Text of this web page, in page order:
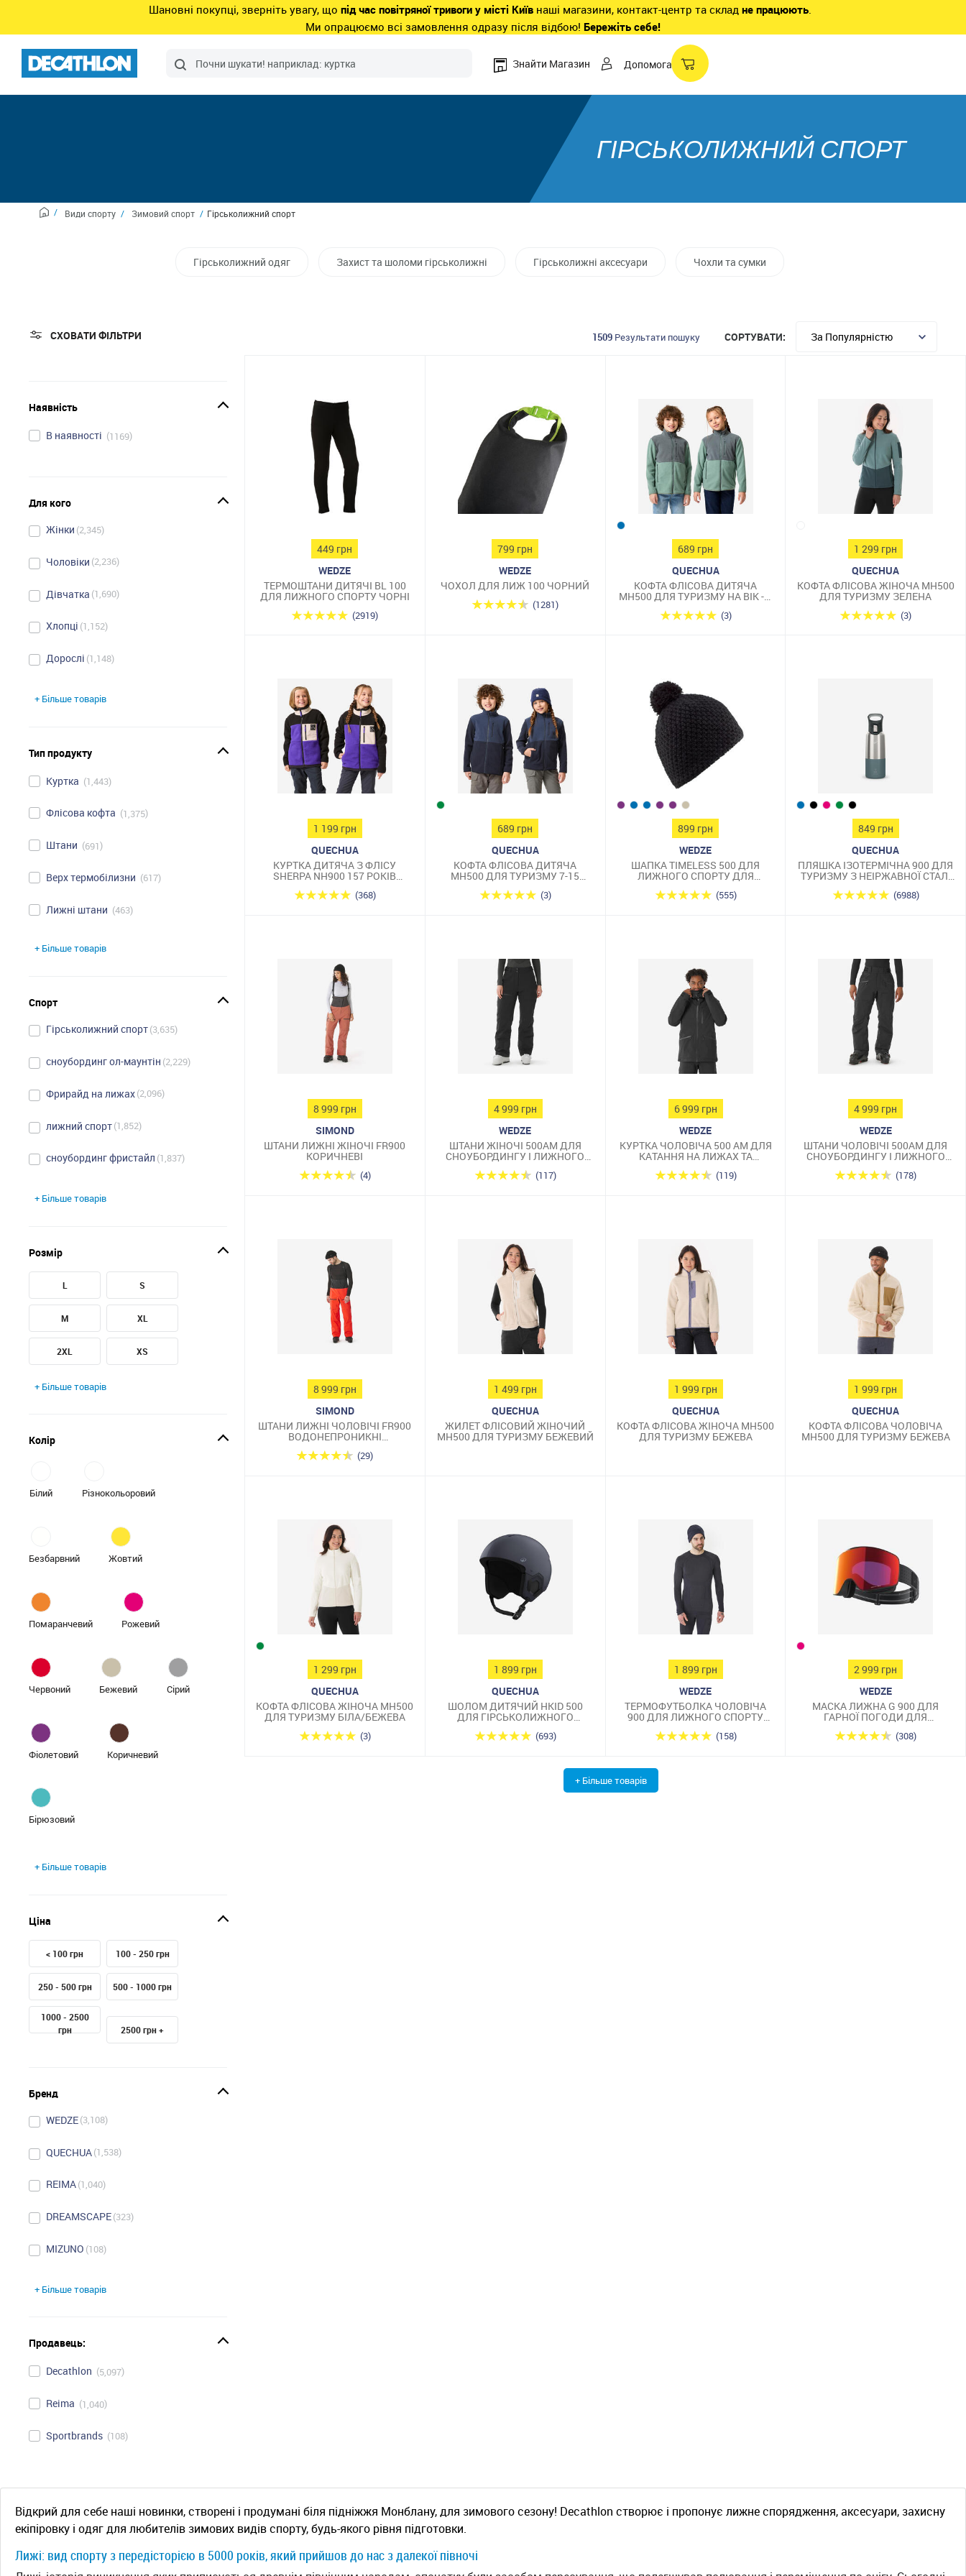
Шановні покупці, зверніть увагу, що під час повітряної тривоги у місті Київ наші магазини, контакт-центр та склад не працюють.
Ми опрацюємо всі замовлення одразу після відбою! Бережіть себе!
Знайти Магазин Допомога
ГІРСЬКОЛИЖНИЙ СПОРТ
Види спорту Зимовий спорт Гірськолижний спорт
Гірськолижний одяг Захист та шоломи гірськолижні Гірськолижні аксесуари Чохли та сумки
СХОВАТИ ФІЛЬТРИ 1509Результати пошуку СОРТУВАТИ:
Наявність
В наявності 1169
Для кого
Жінки 2,345
Чоловіки 2,236
Дівчатка 1,690
Хлопці 1,152
Дорослі 1,148
+ Більше товарів
Тип продукту
Куртка 1,443
Флісова кофта 1,375
Штани 691
Верх термобілизни 617
Лижні штани 463
+ Більше товарів
Спорт
Гірськолижний спорт 3,635
сноубординг ол-маунтін 2,229
Фрирайд на лижах 2,096
лижний спорт 1,852
сноубординг фристайл 1,837
+ Більше товарів
Розмір
L S
M XL
2XL XS
+ Більше товарів
Колір
Білий Різнокольоровий
Безбарвний Жовтий
Помаранчевий Рожевий
Червоний Бежевий Сірий
Фіолетовий Коричневий
Бірюзовий
+ Більше товарів
Ціна
< 100 грн 100 - 250 грн
250 - 500 грн 500 - 1000 грн
1000 - 2500
грн
2500 грн +
Бренд
WEDZE 3,108
QUECHUA 1,538
REIMA 1,040
DREAMSCAPE 323
MIZUNO 108
+ Більше товарів
Продавець:
Decathlon 5,097
Reima 1,040
Sportbrands 108
449 грн
WEDZE
ТЕРМОШТАНИ ДИТЯЧІ BL 100
ДЛЯ ЛИЖНОГО СПОРТУ ЧОРНІ
(2919)
799 грн
WEDZE
ЧОХОЛ ДЛЯ ЛИЖ 100 ЧОРНИЙ
(1281)
689 грн
QUECHUA
КОФТА ФЛІСОВА ДИТЯЧА
MH500 ДЛЯ ТУРИЗМУ НА ВІК -7-
15 РОКІВ ЗЕЛЕНА
(3)
1 299 грн
QUECHUA
КОФТА ФЛІСОВА ЖІНОЧА MH500
ДЛЯ ТУРИЗМУ ЗЕЛЕНА
(3)
1 199 грн
QUECHUA
КУРТКА ДИТЯЧА З ФЛІСУ
SHERPA NH900 157 РОКІВ
ФІОЛЕТОВА
(368)
689 грн
QUECHUA
КОФТА ФЛІСОВА ДИТЯЧА
MH500 ДЛЯ ТУРИЗМУ 7-15
РОКІВ ЧОРНА
(3)
899 грн
WEDZE
ШАПКА TIMELESS 500 ДЛЯ
ЛИЖНОГО СПОРТУ ДЛЯ
ДОРОСЛИХ ЧОРНА
(555)
849 грн
QUECHUA
ПЛЯШКА ІЗОТЕРМІЧНА 900 ДЛЯ
ТУРИЗМУ З НЕІРЖАВНОЇ СТАЛІ
0,5 Л ЗЕЛЕНА
(6988)
8 999 грн
SIMOND
ШТАНИ ЛИЖНІ ЖІНОЧІ FR900
КОРИЧНЕВІ
(4)
4 999 грн
WEDZE
ШТАНИ ЖІНОЧІ 500AM ДЛЯ
СНОУБОРДИНГУ І ЛИЖНОГО
СПОРТУ ЧОРНІ
(117)
6 999 грн
WEDZE
КУРТКА ЧОЛОВІЧА 500 AM ДЛЯ
КАТАННЯ НА ЛИЖАХ ТА
СНОУБОРДІ ЧОРНА
(119)
4 999 грн
WEDZE
ШТАНИ ЧОЛОВІЧІ 500AM ДЛЯ
СНОУБОРДИНГУ І ЛИЖНОГО
СПОРТУ ЧОРНІ
(178)
8 999 грн
SIMOND
ШТАНИ ЛИЖНІ ЧОЛОВІЧІ FR900
ВОДОНЕПРОНИКНІ
ПОМАРАНЧЕВІ
(29)
1 499 грн
QUECHUA
ЖИЛЕТ ФЛІСОВИЙ ЖІНОЧИЙ
MH500 ДЛЯ ТУРИЗМУ БЕЖЕВИЙ
1 999 грн
QUECHUA
КОФТА ФЛІСОВА ЖІНОЧА MH500
ДЛЯ ТУРИЗМУ БЕЖЕВА
1 999 грн
QUECHUA
КОФТА ФЛІСОВА ЧОЛОВІЧА
MH500 ДЛЯ ТУРИЗМУ БЕЖЕВА
1 299 грн
QUECHUA
КОФТА ФЛІСОВА ЖІНОЧА MH500
ДЛЯ ТУРИЗМУ БІЛА/БЕЖЕВА
(3)
1 899 грн
QUECHUA
ШОЛОМ ДИТЯЧИЙ HKID 500
ДЛЯ ГІРСЬКОЛИЖНОГО
СПОРТУ СИНЬО-ЧОРНИЙ
(693)
1 899 грн
WEDZE
ТЕРМОФУТБОЛКА ЧОЛОВІЧА
900 ДЛЯ ЛИЖНОГО СПОРТУ
ТЕМНО-СИНЯ
(158)
2 999 грн
WEDZE
МАСКА ЛИЖНА G 900 ДЛЯ
ГАРНОЇ ПОГОДИ ДЛЯ
ДОРОСЛИХ ТА ДІТЕЙ ЧОРНА
(308)
+ Більше товарів
Відкрий для себе наші новинки, створені і продумані біля підніжжя Монблану, для зимового сезону! Decathlon створює і пропонує лижне спорядження, аксесуари, захисну
екіпіровку і одяг для любителів зимових видів спорту, будь-якого рівня підготовки.
Лижі: вид спорту з передісторією в 5000 років, який прийшов до нас з далекої півночі